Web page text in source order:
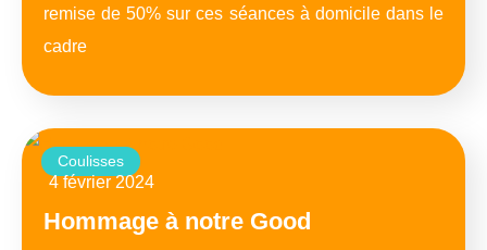
remise de 50% sur ces séances à domicile dans le
cadre
Coulisses
4 février 2024
Hommage à notre Good